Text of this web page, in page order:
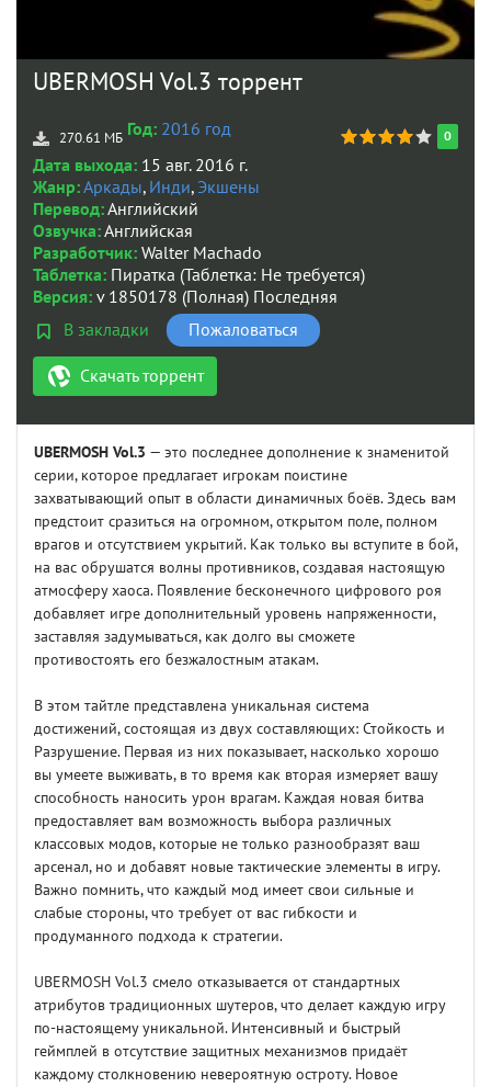
UBERMOSH Vol.3 торрент
0
270.61 МБ Год: 2016 год
Дата выхода: 15 авг. 2016 г.
Жанр:Аркады, Инди, Экшены
Перевод:Английский
Озвучка:Английская
Разработчик: Walter Machado
Таблетка: Пиратка (Таблетка: Не требуется)
Версия: v 1850178 (Полная) Последняя
В закладки
Пожаловаться
Скачать торрент
UBERMOSH Vol.3 — это последнее дополнение к знаменитой
серии, которое предлагает игрокам поистине
захватывающий опыт в области динамичных боёв. Здесь вам
предстоит сразиться на огромном, открытом поле, полном
врагов и отсутствием укрытий. Как только вы вступите в бой,
на вас обрушатся волны противников, создавая настоящую
атмосферу хаоса. Появление бесконечного цифрового роя
добавляет игре дополнительный уровень напряженности,
заставляя задумываться, как долго вы сможете
противостоять его безжалостным атакам.
В этом тайтле представлена уникальная система
достижений, состоящая из двух составляющих: Стойкость и
Разрушение. Первая из них показывает, насколько хорошо
вы умеете выживать, в то время как вторая измеряет вашу
способность наносить урон врагам. Каждая новая битва
предоставляет вам возможность выбора различных
классовых модов, которые не только разнообразят ваш
арсенал, но и добавят новые тактические элементы в игру.
Важно помнить, что каждый мод имеет свои сильные и
слабые стороны, что требует от вас гибкости и
продуманного подхода к стратегии.
UBERMOSH Vol.3 смело отказывается от стандартных
атрибутов традиционных шутеров, что делает каждую игру
по-настоящему уникальной. Интенсивный и быстрый
геймплей в отсутствие защитных механизмов придаёт
каждому столкновению невероятную остроту. Новое